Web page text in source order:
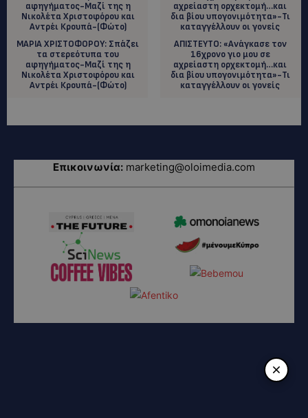
ΜΑΡΙΑ ΧΡΙΣΤΟΦΟΡΟΥ: Σπάζει
τα στερεότυπα του
αφηγήματος-Μαζί της η
Νικολέτα Χριστοφόρου και
Αντρέι Κρουπά-(Φώτο)
AΠΙΣΤΕΥΤΟ: «Ανάγκασε τον
16χρονο γιο μου σε
αχρείαστη ορχεκτομή…και
δια βίου υπογονιμότητα»-Τι
καταγγέλλουν οι γονείς
Επικοινωνία: marketing@oloimedia.com